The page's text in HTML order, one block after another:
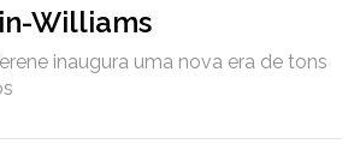
Williams
inaugura uma nova era de tons